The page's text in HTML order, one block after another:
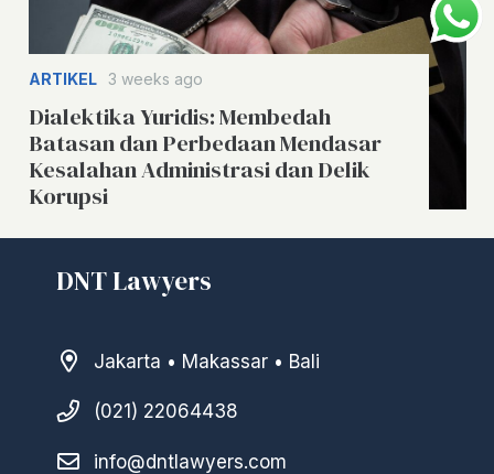
ARTIKEL 3 weeks ago
Dialektika Yuridis: Membedah
Batasan dan Perbedaan Mendasar
Kesalahan Administrasi dan Delik
Korupsi
DNT Lawyers
Jakarta • Makassar • Bali
(021) 22064438
info@dntlawyers.com